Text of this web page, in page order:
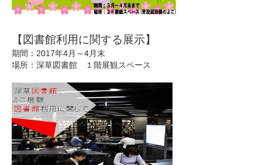
【図書館利用に関する展示】
期間：2017年4月～4月末
場所：深草図書館 １階展観スペース